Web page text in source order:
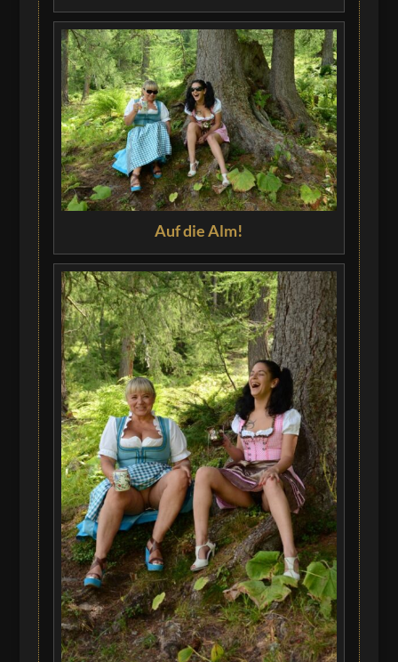
Auf die Alm!